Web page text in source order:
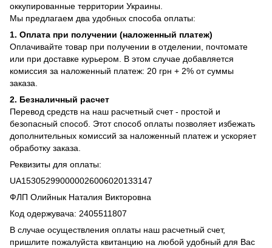
оккупированные территории Украины.
Мы предлагаем два удобных способа оплаты:
1. Оплата при получении (наложенный платеж)
Оплачивайте товар при получении в отделении, почтомате
или при доставке курьером. В этом случае добавляется
комиссия за наложенный платеж: 20 грн + 2% от суммы
заказа.
2. Безналичный расчет
Перевод средств на наш расчетный счет - простой и
безопасный способ. Этот способ оплаты позволяет избежать
дополнительных комиссий за наложенный платеж и ускоряет
обработку заказа.
Реквизиты для оплаты:
UA153052990000026006020133147
ФЛП Олийнык Наталия Викторовна
Код одержувача: 2405511807
В случае осуществления оплаты наш расчетный счет,
пришлите пожалуйста квитанцию на любой удобный для Вас